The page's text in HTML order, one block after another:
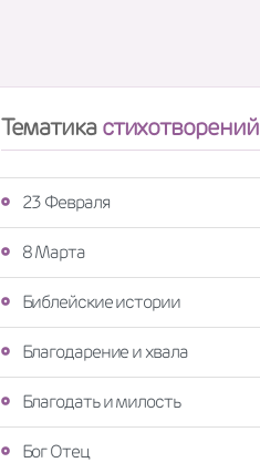
Тематикастихотворений
23 Февраля
8 Марта
Библейские истории
Благодарение и хвала
Благодать и милость
Бог Отец